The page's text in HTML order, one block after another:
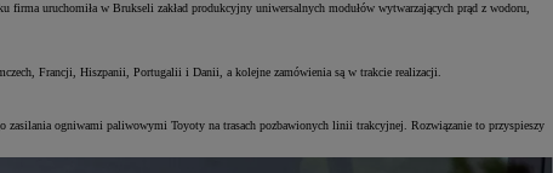
uruchomiła w Brukseli zakład produkcyjny uniwersalnych modułów wytwarzających prąd z wodoru,
Francji, Hiszpanii, Portugalii i Danii, a kolejne zamówienia są w trakcie realizacji.
zasilania ogniwami paliwowymi Toyoty na trasach pozbawionych linii trakcyjnej. Rozwiązanie to przyspieszy